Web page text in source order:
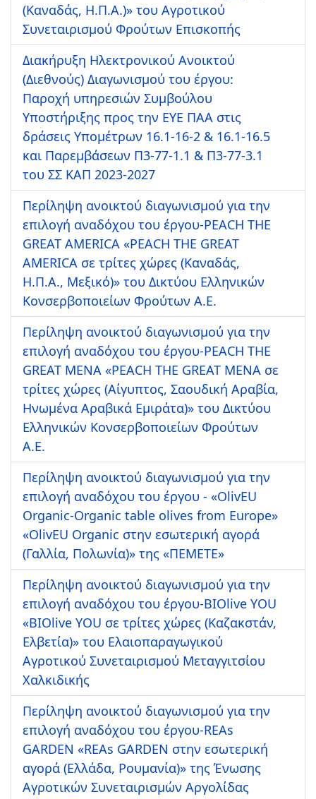
(Καναδάς, Η.Π.Α.)» του Αγροτικού
Συνεταιρισμού Φρούτων Επισκοπής
Διακήρυξη Ηλεκτρονικού Ανοικτού
(Διεθνούς) Διαγωνισμού του έργου:
Παροχή υπηρεσιών Συμβούλου
Υποστήριξης προς την ΕΥΕ ΠΑΑ στις
δράσεις Υπομέτρων 16.1-16-2 & 16.1-16.5
και Παρεμβάσεων Π3-77-1.1 & Π3-77-3.1
του ΣΣ ΚΑΠ 2023-2027
Περίληψη ανοικτού διαγωνισμού για την
επιλογή αναδόχου του έργου-PEACH THE
GREAT AMERICA «PEACH THE GREAT
AMERICA σε τρίτες χώρες (Καναδάς,
Η.Π.Α., Μεξικό)» του Δικτύου Ελληνικών
Κονσερβοποιείων Φρούτων Α.Ε.
Περίληψη ανοικτού διαγωνισμού για την
επιλογή αναδόχου του έργου-PEACH THE
GREAT MENA «PEACH THE GREAT MENA σε
τρίτες χώρες (Αίγυπτος, Σαουδική Αραβία,
Ηνωμένα Αραβικά Εμιράτα)» του Δικτύου
Ελληνικών Κονσερβοποιείων Φρούτων
Α.Ε.
Περίληψη ανοικτού διαγωνισμού για την
επιλογή αναδόχου του έργου - «OlivEU
Organic-Organic table olives from Europe»
«OlivEU Organic στην εσωτερική αγορά
(Γαλλία, Πολωνία)» της «ΠΕΜΕΤΕ»
Περίληψη ανοικτού διαγωνισμού για την
επιλογή αναδόχου του έργου-BIOlive YOU
«BIOlive YOU σε τρίτες χώρες (Καζακστάν,
Ελβετία)» του Ελαιοπαραγωγικού
Αγροτικού Συνεταιρισμού Μεταγγιτσίου
Χαλκιδικής
Περίληψη ανοικτού διαγωνισμού για την
επιλογή αναδόχου του έργου-REAs
GARDEN «REAs GARDEN στην εσωτερική
αγορά (Ελλάδα, Ρουμανία)» της Ένωσης
Αγροτικών Συνεταιρισμών Αργολίδας